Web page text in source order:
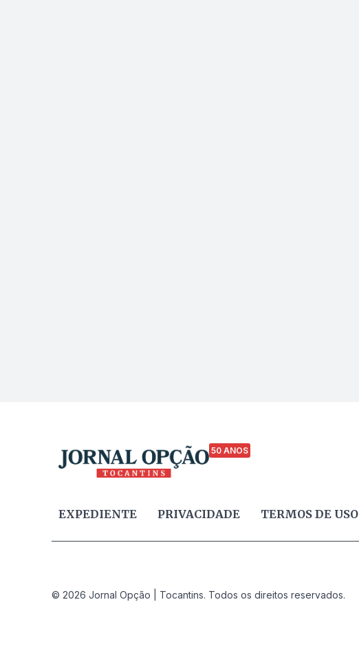
50 ANOS
EXPEDIENTE PRIVACIDADE TERMOS DE USO
© 2026 Jornal Opção | Tocantins. Todos os direitos reservados.